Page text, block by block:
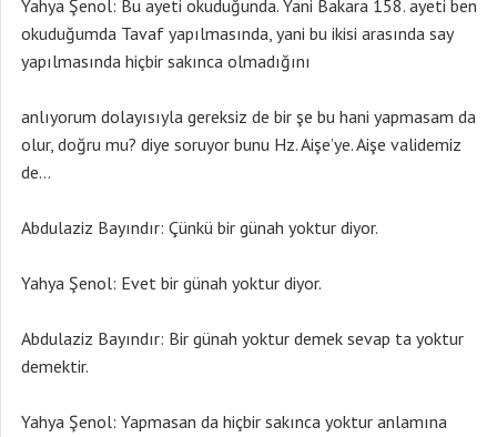
Yahya Şenol: Bu ayeti okuduğunda. Yani Bakara 158. ayeti ben
okuduğumda Tavaf yapılmasında, yani bu ikisi arasında say
yapılmasında hiçbir sakınca olmadığını
anlıyorum dolayısıyla gereksiz de bir şe bu hani yapmasam da
olur, doğru mu? diye soruyor bunu Hz. Aişe’ye. Aişe validemiz
de…
Abdulaziz Bayındır: Çünkü bir günah yoktur diyor.
Yahya Şenol: Evet bir günah yoktur diyor.
Abdulaziz Bayındır: Bir günah yoktur demek sevap ta yoktur
demektir.
Yahya Şenol: Yapmasan da hiçbir sakınca yoktur anlamına